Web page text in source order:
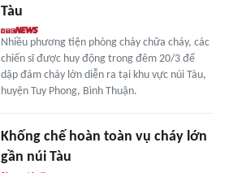
Tàu
Nhiều phương tiện phòng cháy chữa cháy, các
chiến sĩ được huy động trong đêm 20/3 để
dập đám cháy lớn diễn ra tại khu vực núi Tàu,
huyện Tuy Phong, Bình Thuận.
Khống chế hoàn toàn vụ cháy lớn
gần núi Tàu